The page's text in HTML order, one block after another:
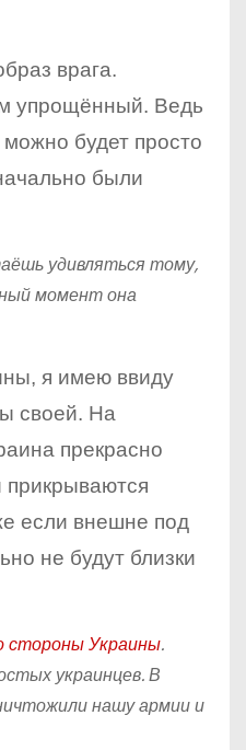
врага.
упрощённый. Ведь
будет просто
были
удивляться тому,
момент она
я имею ввиду
своей. На
прекрасно
прикрываются
если внешне под
не будут близки
стороны Украины.
украинцев. В
нашу армии и